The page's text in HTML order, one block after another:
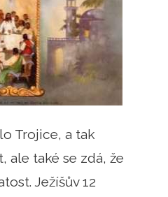
Trojice, a tak
ale také se zdá, že
Ježíšův 12